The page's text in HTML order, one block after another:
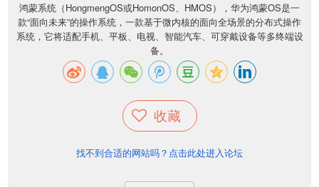
鸿蒙系统（HongmengOS或HomonOS、HMOS），华为鸿蒙OS是一
款“面向未来”的操作系统，一款基于微内核的面向全场景的分布式操作
系统，它将适配手机、平板、电视、智能汽车、可穿戴设备等多终端设
备。
收藏
找不到合适的网站吗？点击此处进入论坛